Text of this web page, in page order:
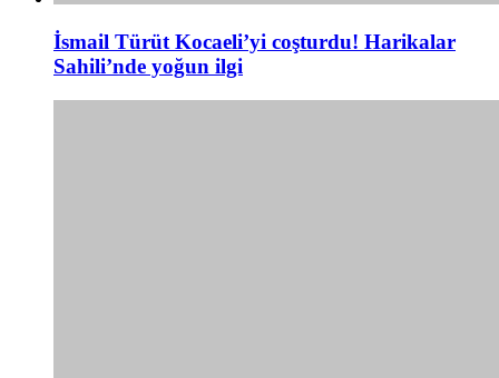
İsmail Türüt Kocaeli’yi coşturdu! Harikalar
Sahili’nde yoğun ilgi